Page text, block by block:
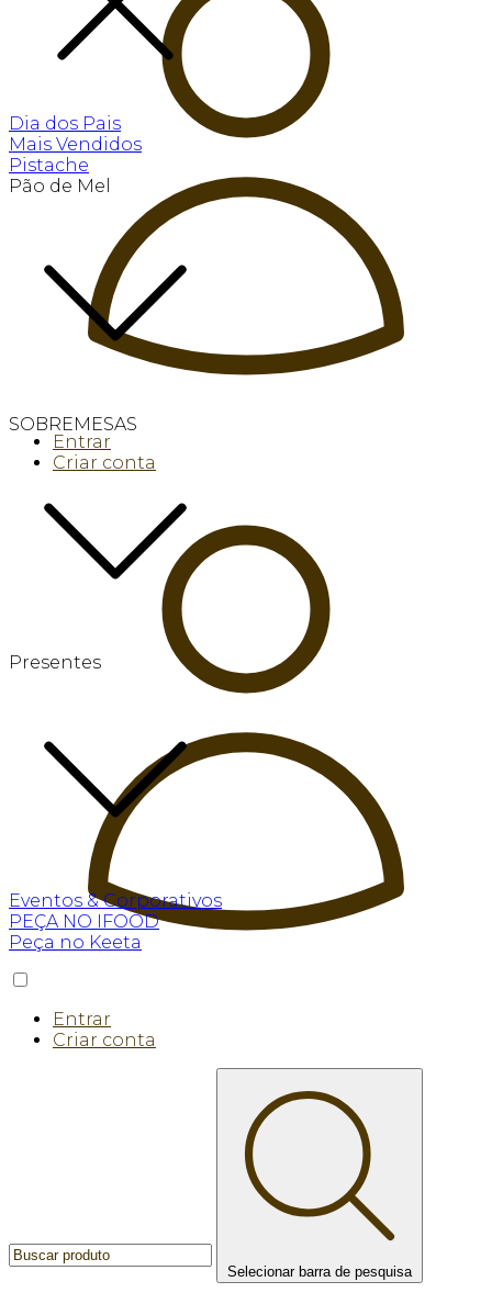
Dia dos Pais
Mais Vendidos
Pistache
Pão de Mel
SOBREMESAS
Presentes
Eventos & Corporativos
PEÇA NO IFOOD
Peça no Keeta
Entrar
Criar conta
Entrar
Criar conta
Selecionar barra de pesquisa